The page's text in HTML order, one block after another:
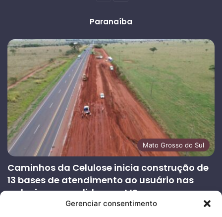
Gerenciar consentimento
Paranaíba
Mato Grosso do Sul
Caminhos da Celulose inicia construção de
13 bases de atendimento ao usuário nas
rodovias concedidas em MS